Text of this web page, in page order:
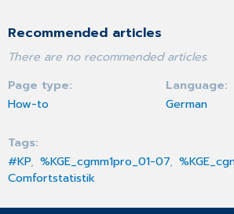
Recommended articles
There are no recommended articles.
Page type
How-to
Language
German
Tags
#KP %KGE_cgmm1pro_01-07
Comfortstatistik